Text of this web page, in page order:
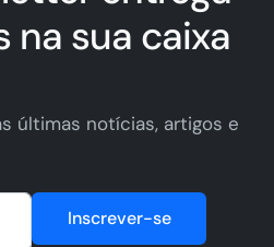
na sua caixa
últimas notícias, artigos e
Inscrever-se